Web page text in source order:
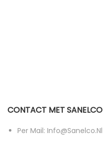
CONTACT MET SANELCO
Per Mail: Info@sanelco.nl